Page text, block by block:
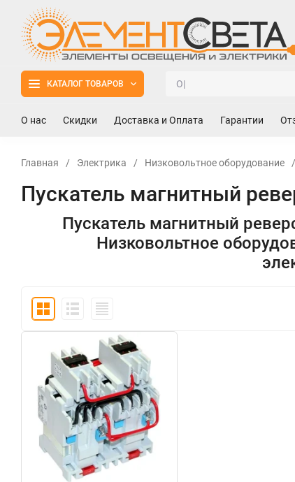
КАТАЛОГ ТОВАРОВ
О нас Скидки Доставка и Оплата Гарантии
Главная / Электрика / Низковольтное оборудование /
Пускатель магнитный
Пускатель магнитный
Низковольтное